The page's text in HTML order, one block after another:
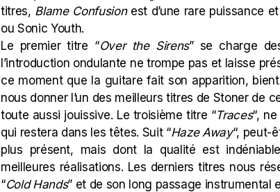
titres, Blame Confusionest d’une rare puissance
ou Sonic Youth.
Le premier titre “Over the Sirens” se charge
l’introduction ondulante ne trompe pas et laisse
ce moment que la guitare fait son apparition,
nous donner l’un des meilleurs titres de Stoner de
toute aussi jouissive. Le troisième titre “Traces“,
qui restera dans les têtes. Suit “Haze Away“, peut-
plus présent, mais dont la qualité est
meilleures réalisations. Les derniers titres nous
“Cold Hands” et de son long passage instrumental